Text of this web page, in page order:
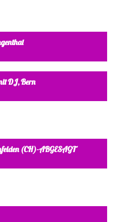
DJ, Bern
(CH)-ABGESAGT